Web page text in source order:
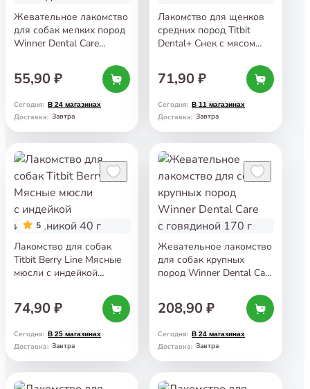
Жевательное лакомство
для собак мелких пород
Winner Dental Care
55,90 ₽
Сегодня: В 24 магазинах
Доставка: Завтра
Лакомство для щенков
средних пород Titbit
Dental+ Снек с мясом
71,90 ₽
Сегодня: В 11 магазинах
Доставка: Завтра
5
Лакомство для собак
Titbit Berry Line Мясные
мюсли с индейкой
74,90 ₽
Сегодня: В 25 магазинах
Доставка: Завтра
Жевательное лакомство
для собак крупных
пород Winner Dental Care
208,90 ₽
Сегодня: В 24 магазинах
Доставка: Завтра